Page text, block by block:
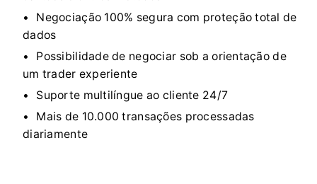
Negociação 100% segura com proteção total de
dados
Possibilidade de negociar sob a orientação de
um trader experiente
Suporte multilíngue ao cliente 24/7
Mais de 10.000 transações processadas
diariamente